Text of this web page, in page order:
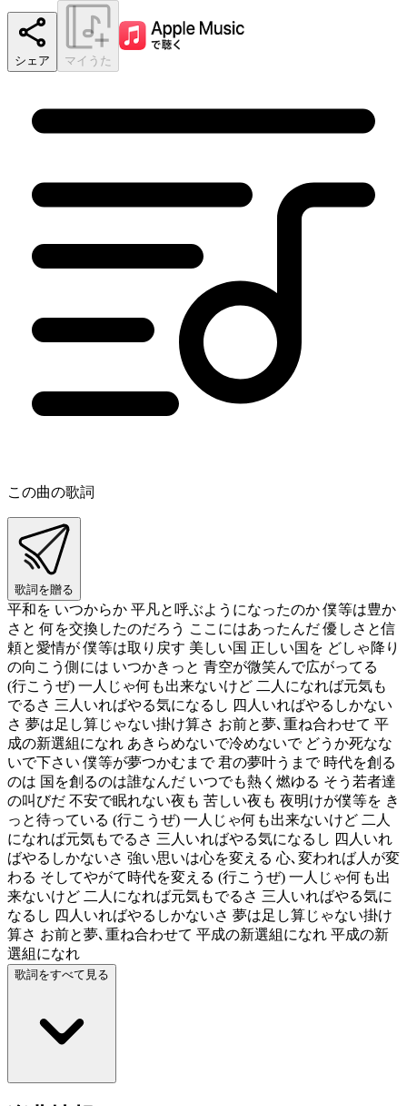
シェア マイうた
この曲の歌詞
歌詞を贈る
平和を いつからか 平凡と呼ぶようになったのか 僕等は豊か
さと 何を交換したのだろう ここにはあったんだ 優しさと信
頼と愛情が 僕等は取り戻す 美しい国 正しい国を どしゃ降り
の向こう側には いつかきっと 青空が微笑んで広がってる
(行こうぜ) 一人じゃ何も出来ないけど 二人になれば元気も
でるさ 三人いればやる気になるし 四人いればやるしかない
さ 夢は足し算じゃない掛け算さ お前と夢､重ね合わせて 平
成の新選組になれ あきらめないで冷めないで どうか死なな
いで下さい 僕等が夢つかむまで 君の夢叶うまで 時代を創る
のは 国を創るのは誰なんだ いつでも熱く燃ゆる そう若者達
の叫びだ 不安で眠れない夜も 苦しい夜も 夜明けが僕等を き
っと待っている (行こうぜ) 一人じゃ何も出来ないけど 二人
になれば元気もでるさ 三人いればやる気になるし 四人いれ
ばやるしかないさ 強い思いは心を変える 心､変われば人が変
わる そしてやがて時代を変える (行こうぜ) 一人じゃ何も出
来ないけど 二人になれば元気もでるさ 三人いればやる気に
なるし 四人いればやるしかないさ 夢は足し算じゃない掛け
算さ お前と夢､重ね合わせて 平成の新選組になれ 平成の新
選組になれ
歌詞をすべて見る